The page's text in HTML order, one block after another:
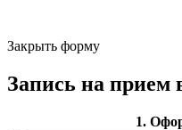
Закрыть форму
Запись на прием
1.